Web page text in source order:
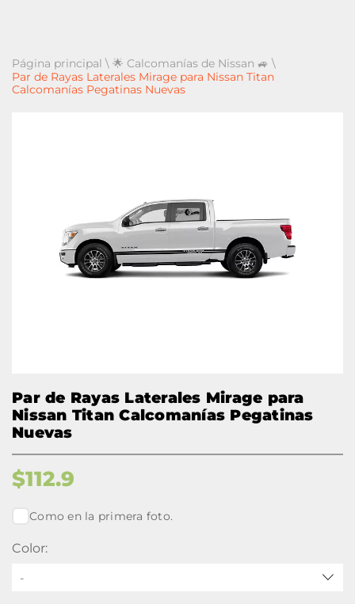
Página principal \ 🌟 Calcomanías de Nissan 🚙 \
Par de Rayas Laterales Mirage para Nissan Titan
Calcomanías Pegatinas Nuevas
Par de Rayas Laterales Mirage para
Nissan Titan Calcomanías Pegatinas
Nuevas
$112.9
Como en la primera foto.
Color:
-